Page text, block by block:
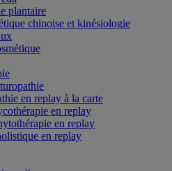
plantaire
chinoise et kinésiologie
en replay à la carte
en replay
en replay
en replay